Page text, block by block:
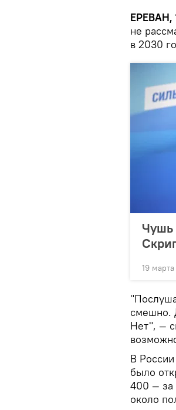
ЕРЕВАН,
не
в 2030
Чушь
19
смешно.
Нет", —
В
было
400 — за
около